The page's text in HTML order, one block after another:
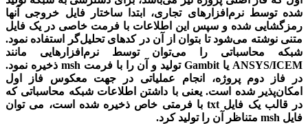
شده توسط نرم‌افزارهای تجاری، ابتدا ساختار فایل خروجی آنها
رمزگشایی شده و سپس این اطلاعات با فرمت خاصی در یک فایل
متنی نوشته می‌شود تا بتوان از آن در کدهای تحلیل‌گر استفاده نمود.
شبکه محاسباتی را می‌توان توسط نرم‌افزارهایی مانند
ANSYS/ICEM یا Gambit
تولید و آن را با فرمت msh ذخیره نمود.
در فاز دوم پروژه، انجام عملیاتی در جهت معکوس فاز اول
امکان‌پذیر شده است. یعنی با داشتن اطلاعات شبکه محاسباتی که
در قالب یک فایل txt با فرمتی خاص ذخیره شده است، می توان
فایل msh متناظر آن را تولید کرد.